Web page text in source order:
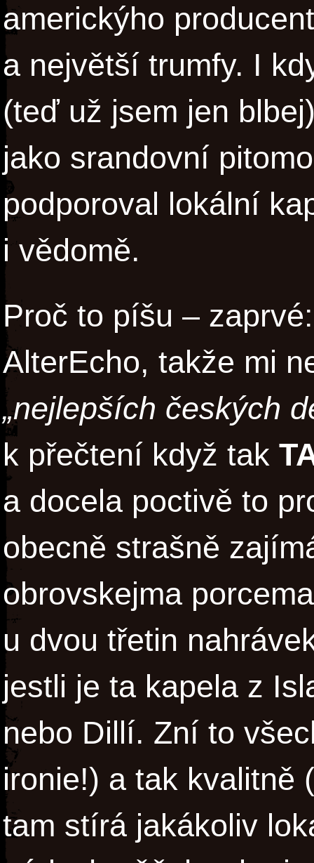
americkýho
a největší trumfy. I
(teď už jsem jen
jako srandovní
podporoval lokální
i vědomě.
Proč to píšu –
AlterEcho, takže mi
„nejlepších českých
k přečtení když tak
a docela poctivě to
obecně strašně
obrovskejma
u dvou třetin
jestli je ta kapela z
nebo Dillí. Zní to
ironie!) a tak kvalitně
tam stírá jakákoliv